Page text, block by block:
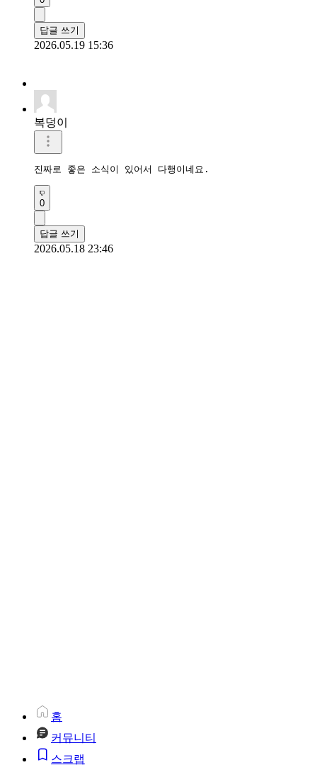
답글 쓰기
2026.05.19 15:36
복덩이
진짜로 좋은 소식이 있어서 다행이네요.
0
답글 쓰기
2026.05.18 23:46
홈
커뮤니티
스크랩